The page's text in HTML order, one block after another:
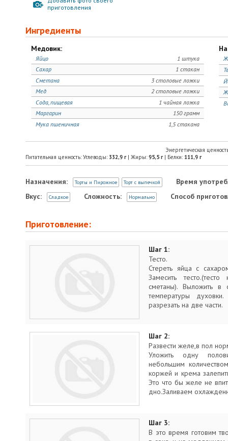
приготовления
Ингредиенты
Медовик:
1 штука
Яйцо
1 стакан
Сахар
3 столовые ложки
Сметана
2 столовые ложки
Мед
1 чайная ложка
Сода, пищевая
150 грамм
Маргарин
1,5 стакана
Мука пшеничная
Энергетическая
Питательная ценность: Углеводы: 332,9 г| Жиры: 95,5 г| Белки: 111,9 г
Назначения: Торты и Пирожное Торт с выпечкой
Время
Вкус:
Сладкое Сложность: Нормально Способ
Приготовление:
Шаг 1:
Тесто.
Стереть яйца с
Замесить
сметаны). Выложить
температуры
разрезать на две части.
Шаг 2:
Развести желе,в пол
Уложить одну
небольшим
коржей и крема
Это что бы желе не
дно.Заливаем
Шаг 3:
В это время готовим